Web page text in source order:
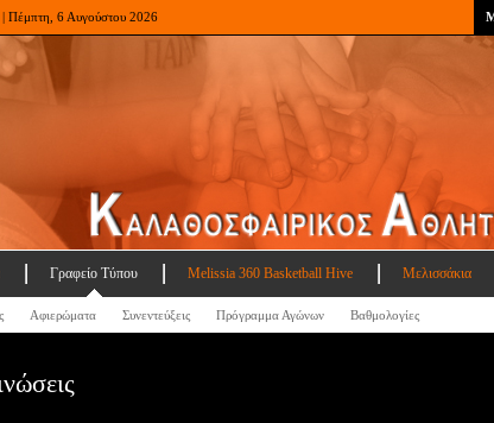
| Πέμπτη, 6 Αυγούστου 2026
Γραφείο Τύπου Melissia 360 Basketball Hive Μελισσάκια
Αφιερώματα Συνεντεύξεις Πρόγραμμα Αγώνων Βαθμολογίες